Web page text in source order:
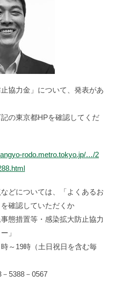
止協力金」について、発表があ
の東京都HPを確認してくだ
rodo.metro.tokyo.jp/…/2
どについては、「よくあるお
確認していただくか
事態措置等・感染拡大防止協力
」
～19時（土日祝日を含む毎
5388－0567